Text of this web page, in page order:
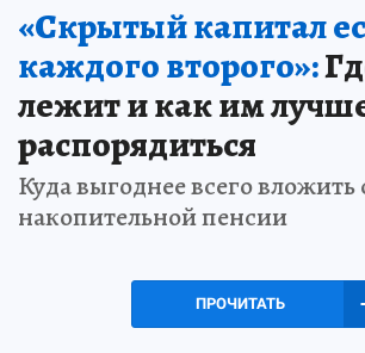
«Скрытый капитал
каждого второго»:
лежит и как им
распорядиться
Куда выгоднее всего вложить
накопительной пенсии
ПРОЧИТАТЬ